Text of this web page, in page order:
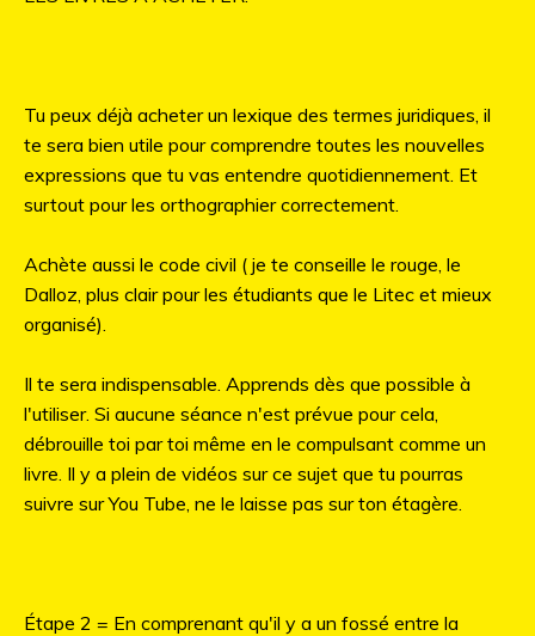
Tu peux déjà acheter un lexique des termes juridiques, il
te sera bien utile pour comprendre toutes les nouvelles
expressions que tu vas entendre quotidiennement. Et
surtout pour les orthographier correctement.
Achète aussi le code civil ( je te conseille le rouge, le
Dalloz, plus clair pour les étudiants que le Litec et mieux
organisé).
Il te sera indispensable. Apprends dès que possible à
l'utiliser. Si aucune séance n'est prévue pour cela,
débrouille toi par toi même en le compulsant comme un
livre. Il y a plein de vidéos sur ce sujet que tu pourras
suivre sur You Tube, ne le laisse pas sur ton étagère.
Étape 2 = En comprenant qu'il y a un fossé entre la